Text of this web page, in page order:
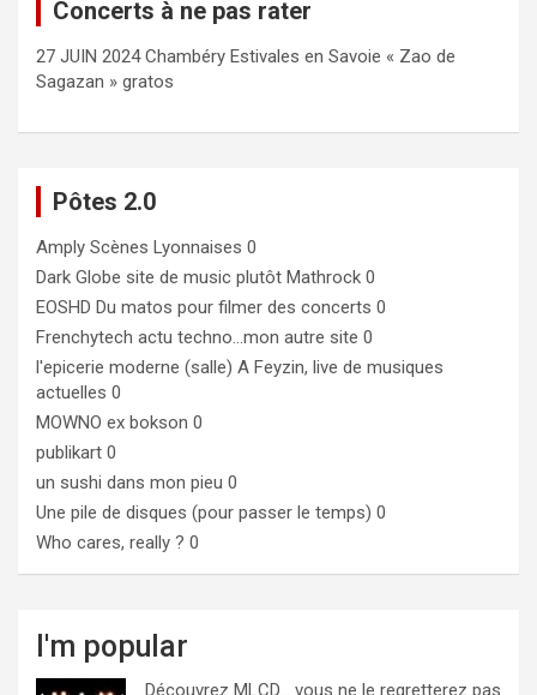
Concerts à ne pas rater
27 JUIN 2024 Chambéry Estivales en Savoie « Zao de
Sagazan » gratos
Pôtes 2.0
Amply Scènes Lyonnaises 0
Dark Globe site de music plutôt Mathrock 0
EOSHD Du matos pour filmer des concerts 0
Frenchytech actu techno…mon autre site 0
l'epicerie moderne (salle) A Feyzin, live de musiques
actuelles 0
MOWNO ex bokson 0
publikart 0
un sushi dans mon pieu 0
Une pile de disques (pour passer le temps) 0
Who cares, really ? 0
I'm popular
Découvrez MLCD… vous ne le regretterez pas